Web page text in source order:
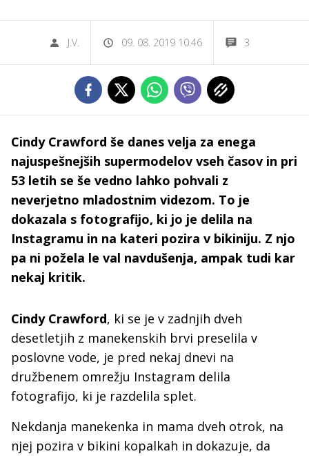
J.V. 09. 08. 2019 10.46 3
Cindy Crawford še danes velja za enega
najuspešnejših supermodelov vseh časov in pri
53 letih se še vedno lahko pohvali z
neverjetno mladostnim videzom. To je
dokazala s fotografijo, ki jo je delila na
Instagramu in na kateri pozira v bikiniju. Z njo
pa ni požela le val navdušenja, ampak tudi kar
nekaj kritik.
Cindy Crawford, ki se je v zadnjih dveh
desetletjih z manekenskih brvi preselila v
poslovne vode, je pred nekaj dnevi na
družbenem omrežju Instagram delila
fotografijo, ki je razdelila splet.
Nekdanja manekenka in mama dveh otrok, na
njej pozira v bikini kopalkah in dokazuje, da